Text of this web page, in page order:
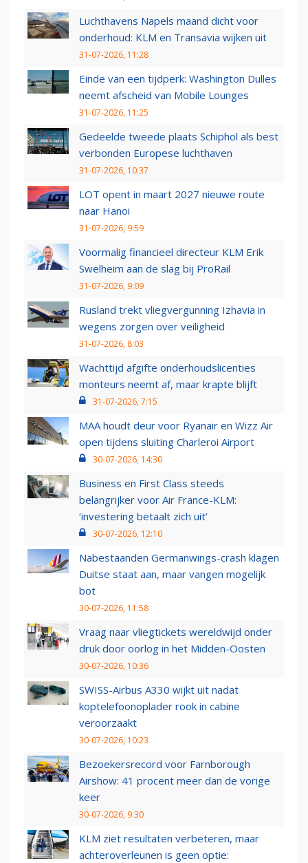
Luchthavens Napels maand dicht voor
onderhoud: KLM en Transavia wijken uit
31-07-2026, 11:28
Einde van een tijdperk: Washington Dulles
neemt afscheid van Mobile Lounges
31-07-2026, 11:25
Gedeelde tweede plaats Schiphol als best
verbonden Europese luchthaven
31-07-2026, 10:37
LOT opent in maart 2027 nieuwe route
naar Hanoi
31-07-2026, 9:59
Voormalig financieel directeur KLM Erik
Swelheim aan de slag bij ProRail
31-07-2026, 9:09
Rusland trekt vliegvergunning Izhavia in
wegens zorgen over veiligheid
31-07-2026, 8:03
Wachttijd afgifte onderhoudslicenties
monteurs neemt af, maar krapte blijft
31-07-2026, 7:15
MAA houdt deur voor Ryanair en Wizz Air
open tijdens sluiting Charleroi Airport
30-07-2026, 14:30
Business en First Class steeds
belangrijker voor Air France-KLM:
‘investering betaalt zich uit’
30-07-2026, 12:10
Nabestaanden Germanwings-crash klagen
Duitse staat aan, maar vangen mogelijk
bot
30-07-2026, 11:58
Vraag naar vliegtickets wereldwijd onder
druk door oorlog in het Midden-Oosten
30-07-2026, 10:36
SWISS-Airbus A330 wijkt uit nadat
koptelefoonoplader rook in cabine
veroorzaakt
30-07-2026, 10:23
Bezoekersrecord voor Farnborough
Airshow: 41 procent meer dan de vorige
keer
30-07-2026, 9:30
KLM ziet resultaten verbeteren, maar
achteroverleunen is geen optie: